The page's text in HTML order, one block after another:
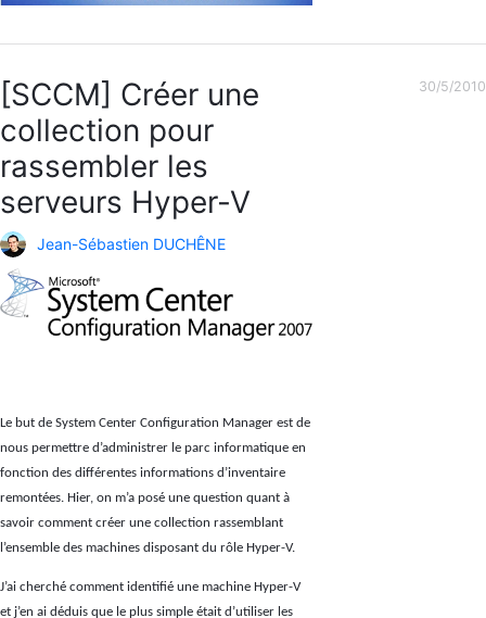
[SCCM] Créer une
collection pour
rassembler les
serveurs Hyper-V
Jean-Sébastien DUCHÊNE
Le but de System Center Configuration Manager est de
nous permettre d’administrer le parc informatique en
fonction des différentes informations d’inventaire
remontées. Hier, on m’a posé une question quant à
savoir comment créer une collection rassemblant
l’ensemble des machines disposant du rôle Hyper-V.
J’ai cherché comment identifié une machine Hyper-V
et j’en ai déduis que le plus simple était d’utiliser les
30/5/2010